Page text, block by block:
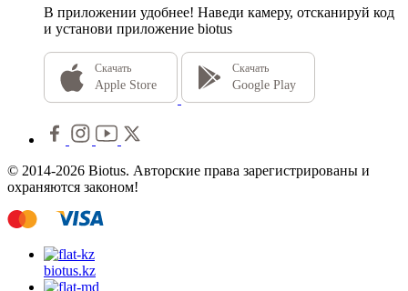
В приложении удобнее! Наведи камеру, отсканируй код
и установи приложение biotus
Скачать
Apple Store
Скачать
Google Play
© 2014-2026 Biotus. Авторские права зарегистрированы и
охраняются законом!
biotus.kz